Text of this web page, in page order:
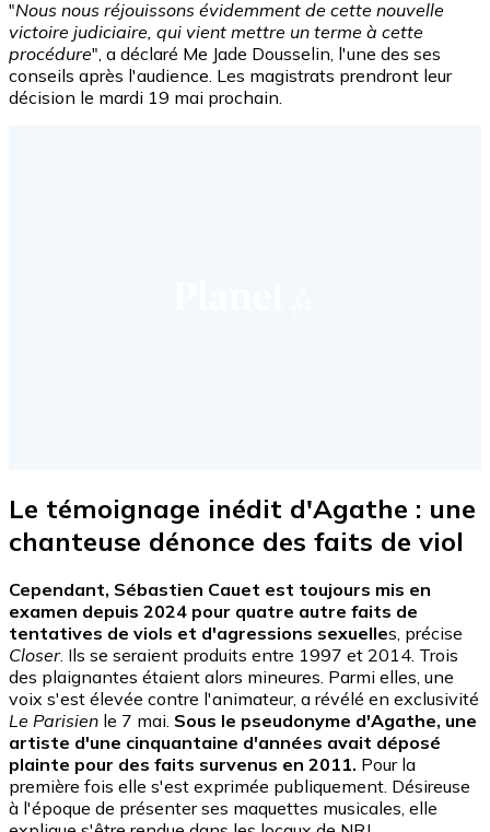
"Nous nous réjouissons évidemment de cette nouvelle
victoire judiciaire, qui vient mettre un terme à cette
procédure", a déclaré Me Jade Dousselin, l'une des ses
conseils après l'audience. Les magistrats prendront leur
décision le mardi 19 mai prochain.
Le témoignage inédit d'Agathe : une
chanteuse dénonce des faits de viol
Cependant, Sébastien Cauet est toujours mis en
examen depuis 2024 pour quatre autre faits de
tentatives de viols et d'agressions sexuelles, précise
Closer. Ils se seraient produits entre 1997 et 2014. Trois
des plaignantes étaient alors mineures. Parmi elles, une
voix s'est élevée contre l'animateur, a révélé en exclusivité
Le Parisien le 7 mai. Sous le pseudonyme d'Agathe, une
artiste d'une cinquantaine d'années avait déposé
plainte pour des faits survenus en 2011. Pour la
première fois elle s'est exprimée publiquement. Désireuse
à l'époque de présenter ses maquettes musicales, elle